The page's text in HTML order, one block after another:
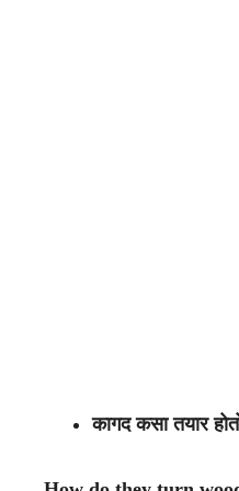
कागद कसा तयार